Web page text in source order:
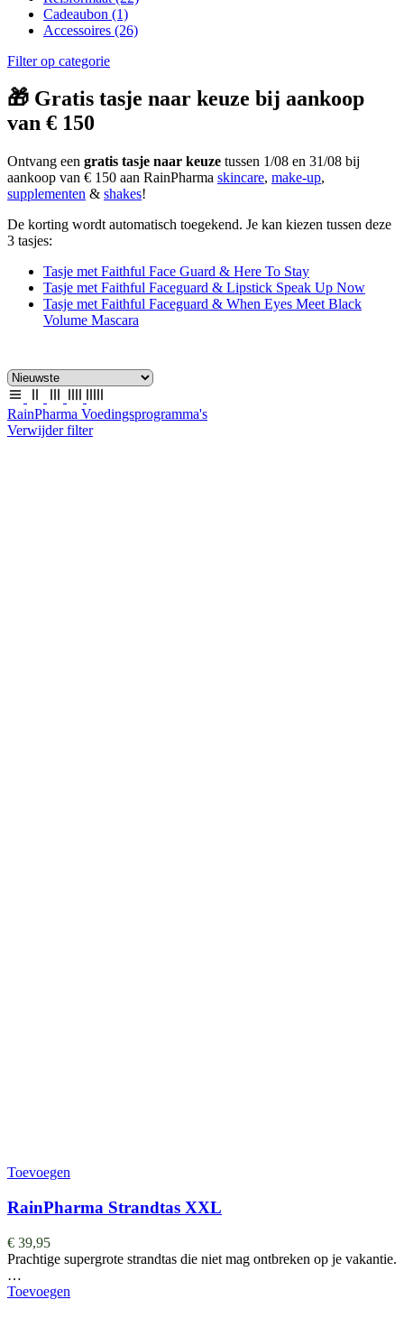
Cadeaubon (1)
Accessoires (26)
Filter op categorie
🎁 Gratis tasje naar keuze bij aankoop
van € 150
Ontvang een gratis tasje naar keuze tussen 1/08 en 31/08 bij
aankoop van € 150 aan RainPharma skincare, make-up,
supplementen & shakes!
De korting wordt automatisch toegekend. Je kan kiezen tussen deze
3 tasjes:
Tasje met Faithful Face Guard & Here To Stay
Tasje met Faithful Faceguard & Lipstick Speak Up Now
Tasje met Faithful Faceguard & When Eyes Meet Black
Volume Mascara
RainPharma Voedingsprogramma's
Verwijder filter
Toevoegen
RainPharma Strandtas XXL
€ 39,95
Prachtige supergrote strandtas die niet mag ontbreken op je vakantie.
…
Toevoegen